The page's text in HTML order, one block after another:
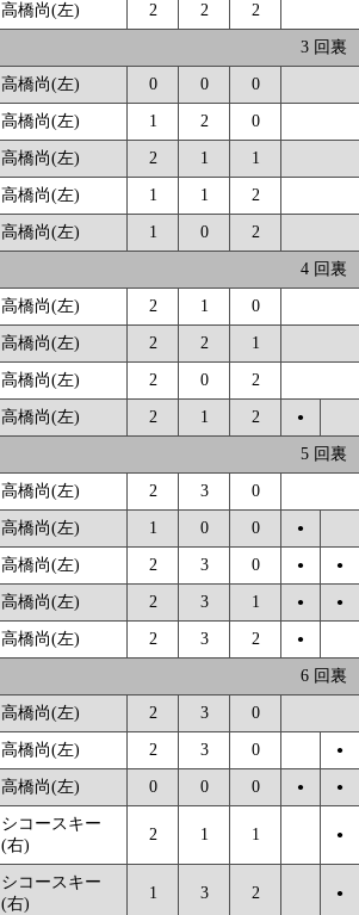
高橋尚(左) 2 2 2
3 回裏
高橋尚(左) 0 0 0
高橋尚(左) 1 2 0
高橋尚(左) 2 1 1
高橋尚(左) 1 1 2
高橋尚(左) 1 0 2
4 回裏
高橋尚(左) 2 1 0
高橋尚(左) 2 2 1
高橋尚(左) 2 0 2
高橋尚(左) 2 1 2 ●
5 回裏
高橋尚(左) 2 3 0
高橋尚(左) 1 0 0 ●
高橋尚(左) 2 3 0 ● ●
高橋尚(左) 2 3 1 ● ●
高橋尚(左) 2 3 2 ●
6 回裏
高橋尚(左) 2 3 0
高橋尚(左) 2 3 0 ●
高橋尚(左) 0 0 0 ● ●
シコースキー
(右)
2 1 1 ●
シコースキー
(右)
1 3 2 ●